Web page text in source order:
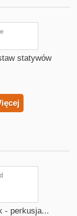
statywów
- perkusja...